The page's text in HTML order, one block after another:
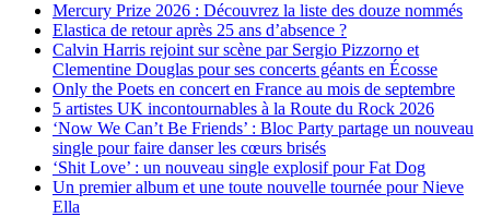
Mercury Prize 2026 : Découvrez la liste des douze nommés
Elastica de retour après 25 ans d’absence ?
Calvin Harris rejoint sur scène par Sergio Pizzorno et
Clementine Douglas pour ses concerts géants en Écosse
Only the Poets en concert en France au mois de septembre
5 artistes UK incontournables à la Route du Rock 2026
‘Now We Can’t Be Friends’ : Bloc Party partage un nouveau
single pour faire danser les cœurs brisés
‘Shit Love’ : un nouveau single explosif pour Fat Dog
Un premier album et une toute nouvelle tournée pour Nieve
Ella